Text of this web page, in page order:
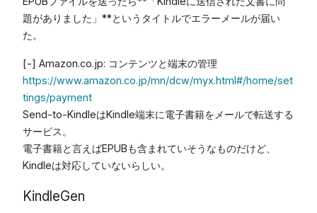
題がありました」**というタイトルでエラーメールが届い
た。
[-] Amazon.co.jp: コンテンツと端末の管理
https://www.amazon.co.jp/mn/dcw/myx.html#/home/set
tings/payment
Send-to-KindleはKindle端末に電子書籍をメールで転送する
サービス。
電子書籍と言えばEPUBも含まれていそうなものだけど、
Kindleは対応していないらしい。
KindleGen